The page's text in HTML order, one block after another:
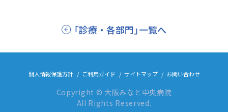
「診療・各部門」一覧へ
個人情報保護方針 ご利用ガイド サイトマップ お問い合わせ
Copyright © 大阪みなと中央病院
All Rights Reserved.